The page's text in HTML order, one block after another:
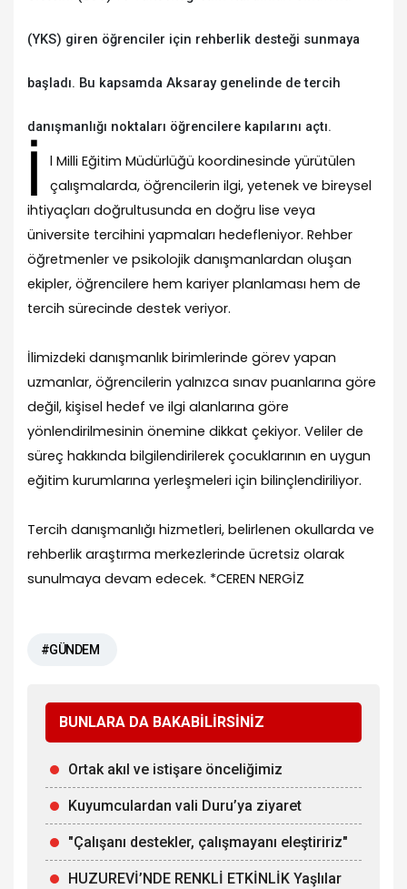
(YKS) giren öğrenciler için rehberlik desteği sunmaya
başladı. Bu kapsamda Aksaray genelinde de tercih
danışmanlığı noktaları öğrencilere kapılarını açtı.
İ
l Milli Eğitim Müdürlüğü koordinesinde yürütülen
çalışmalarda, öğrencilerin ilgi, yetenek ve bireysel
ihtiyaçları doğrultusunda en doğru lise veya
üniversite tercihini yapmaları hedefleniyor. Rehber
öğretmenler ve psikolojik danışmanlardan oluşan
ekipler, öğrencilere hem kariyer planlaması hem de
tercih sürecinde destek veriyor.
İlimizdeki danışmanlık birimlerinde görev yapan
uzmanlar, öğrencilerin yalnızca sınav puanlarına göre
değil, kişisel hedef ve ilgi alanlarına göre
yönlendirilmesinin önemine dikkat çekiyor. Veliler de
süreç hakkında bilgilendirilerek çocuklarının en uygun
eğitim kurumlarına yerleşmeleri için bilinçlendiriliyor.
Tercih danışmanlığı hizmetleri, belirlenen okullarda ve
rehberlik araştırma merkezlerinde ücretsiz olarak
sunulmaya devam edecek. *CEREN NERGİZ
#GÜNDEM
BUNLARA DA BAKABİLİRSİNİZ
Ortak akıl ve istişare önceliğimiz
Kuyumculardan vali Duru’ya ziyaret
"Çalışanı destekler, çalışmayanı eleştiririz"
HUZUREVİ’NDE RENKLİ ETKİNLİK Yaşlılar